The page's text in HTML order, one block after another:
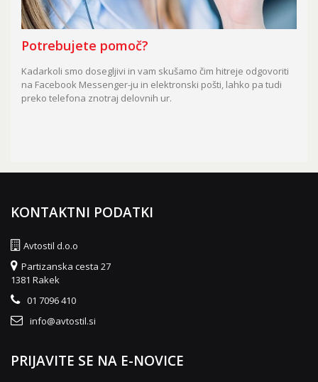
Potrebujete pomoč?
Kadarkoli smo dosegljivi in vam skušamo čim hitreje odgovoriti
na Facebook Messenger-ju in elektronski pošti, lahko pa tudi
preko telefona znotraj delovnih ur.
KONTAKTNI PODATKI
Avtostil d.o.o
Partizanska cesta 27
1381 Rakek
01 7096 410
info@avtostil.si
PRIJAVITE SE NA E-NOVICE